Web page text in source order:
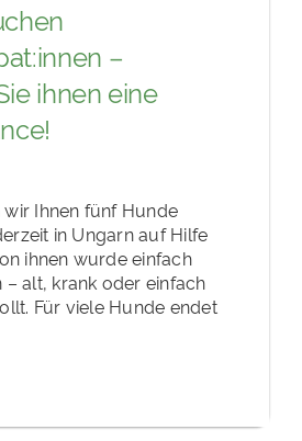
–
ihnen eine
Ihnen fünf Hunde
in Ungarn auf Hilfe
ihnen wurde einfach
alt, krank oder einfach
Für viele Hunde endet